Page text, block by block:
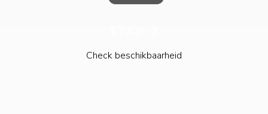
Check beschikbaarheid